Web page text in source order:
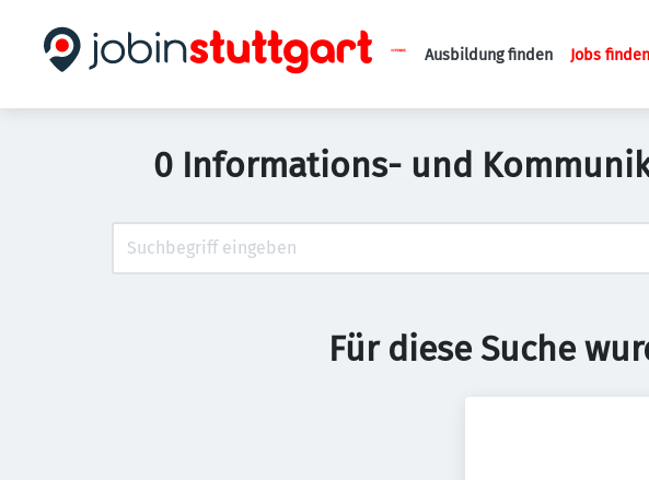
Ausbildung finden Jobs finden
0 Informations- und
Für diese Suche